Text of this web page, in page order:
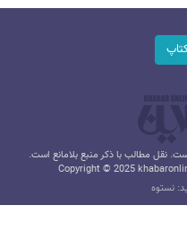
نقل مطالب با ذکر منبع بلامانع است.
Copyright © 2025
نستوه